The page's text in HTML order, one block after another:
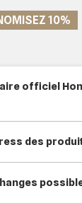
10%
officiel
des